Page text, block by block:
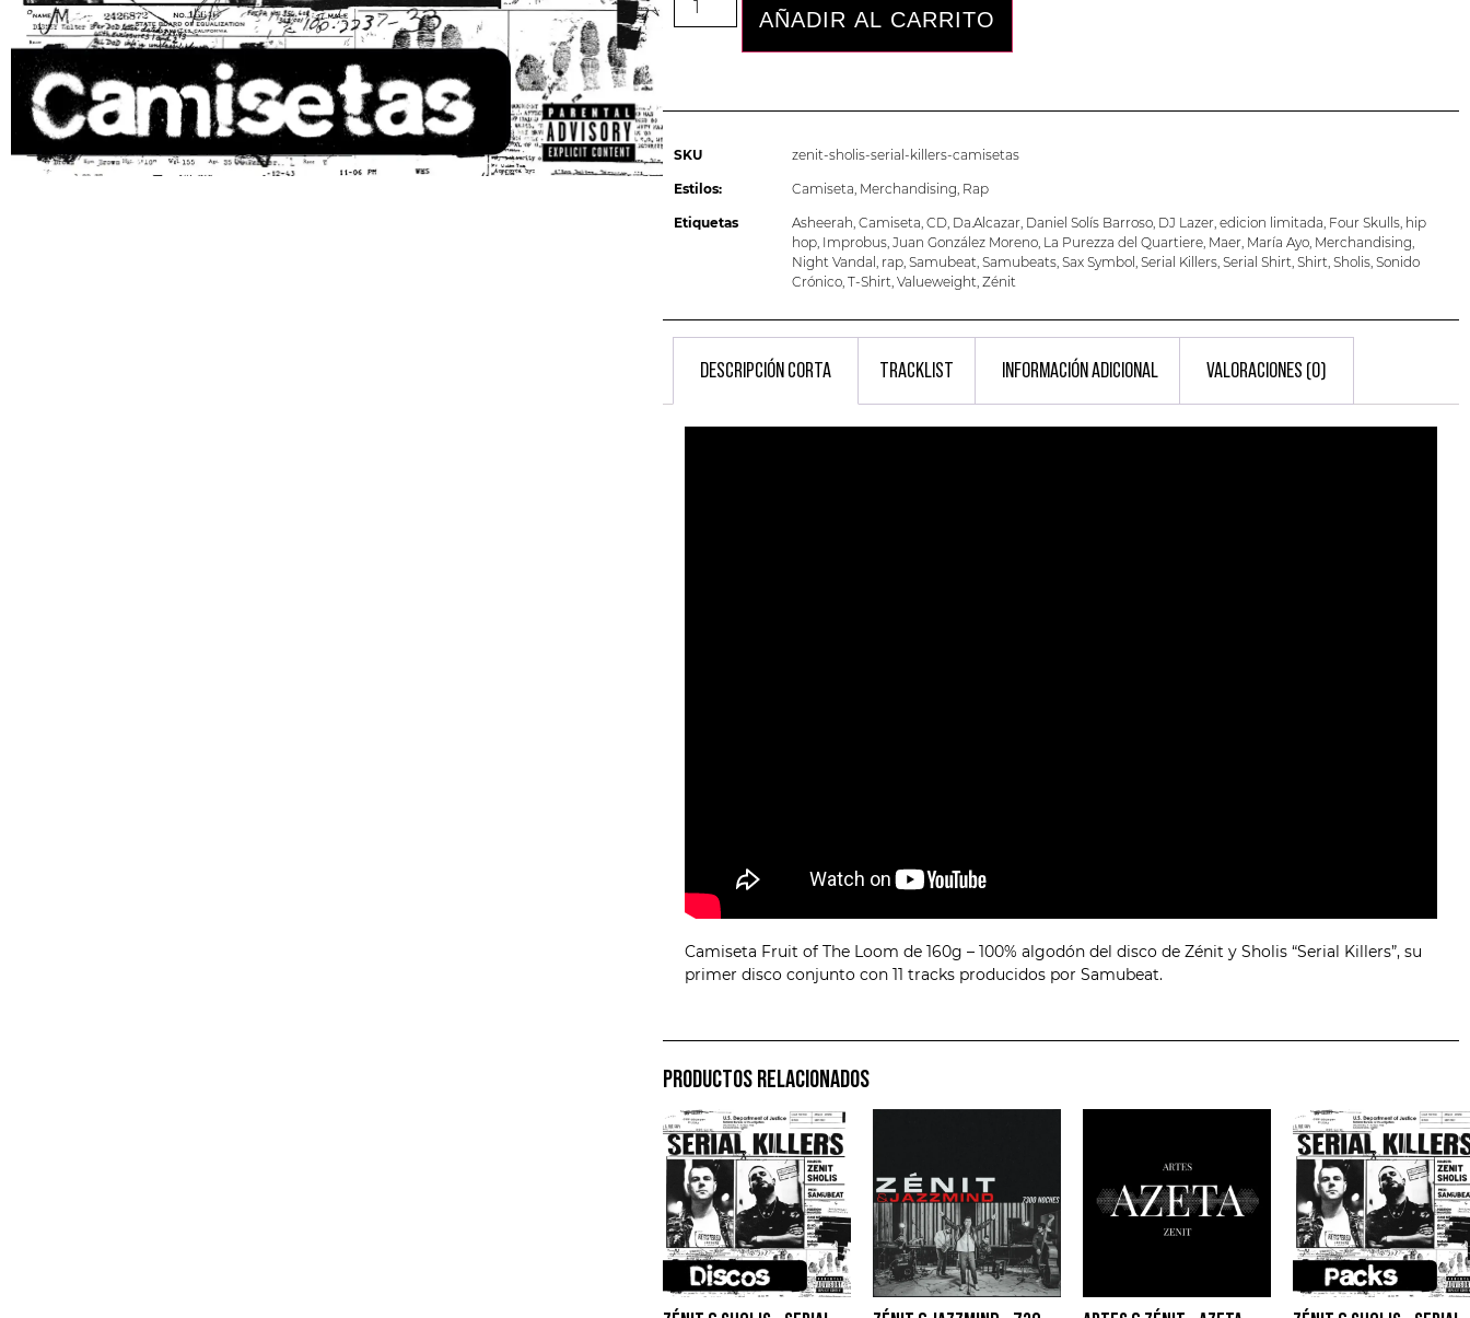
AÑADIR AL CARRITO
SKU zenit-sholis-serial-killers-camisetas
Estilos: Camiseta, Merchandising, Rap
Etiquetas Asheerah, Camiseta, CD, Da.Alcazar, Daniel Solís Barroso, DJ Lazer, edicion limitada, Four Skulls, hip
hop, Improbus, Juan González Moreno, La Purezza del Quartiere, Maer, María Ayo, Merchandising,
Night Vandal , rap, Samubeat, Samubeats, Sax Symbol , Serial Killers, Serial Shirt, Shirt, Sholis, Sonido
Crónico, T-Shirt, Valueweight, Zénit
DESCRIPCIÓN CORTA TRACKLIST INFORMACIÓN ADICIONAL VALORACIONES (0)
Camiseta Fruit of The Loom de 160g – 100% algodón del disco de Zénit y Sholis “Serial Killers”, su
primer disco conjunto con 11 tracks producidos por Samubeat.
PRODUCTOS RELACIONADOS